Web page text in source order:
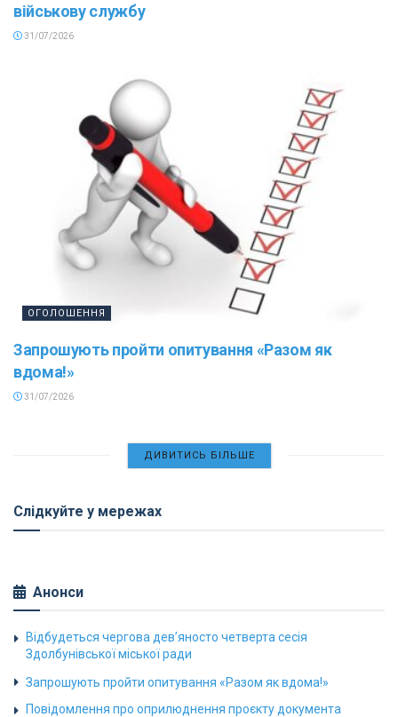
військову службу
31/07/2026
ОГОЛОШЕННЯ
Запрошують пройти опитування «Разом як
вдома!»
31/07/2026
ДИВИТИСЬ БІЛЬШЕ
Слідкуйте у мережах
Анонси
Відбудеться чергова дев’яносто четверта сесія
Здолбунівської міської ради
Запрошують пройти опитування «Разом як вдома!»
Повідомлення про оприлюднення проєкту документа